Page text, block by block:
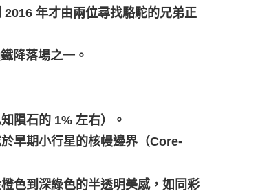
年才由兩位尋找駱駝的兄弟正
降落場之一。
隕石的 1% 左右）。
早期小行星的核幔邊界（Core-
色到深綠色的半透明美感，如同彩